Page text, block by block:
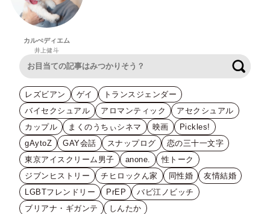
カルぺディエム
井上健斗
レズビアン ゲイ
トランスジェンダー
バイセクシュアル
アロマンティック
アセクシュアル
カップル
まくのうちぃシネマ 映画
Pickles!
gAytoZ
GAY会話 スナップログ
恋の三十一文字
東京アイスクリーム男子
anone.
性トーク
ジブンヒストリー
チヒロックん家 同性婚
友情結婚
LGBTフレンドリー
PrEP
バビ江ノビッチ
ブリアナ・ギガンテ
しんたか